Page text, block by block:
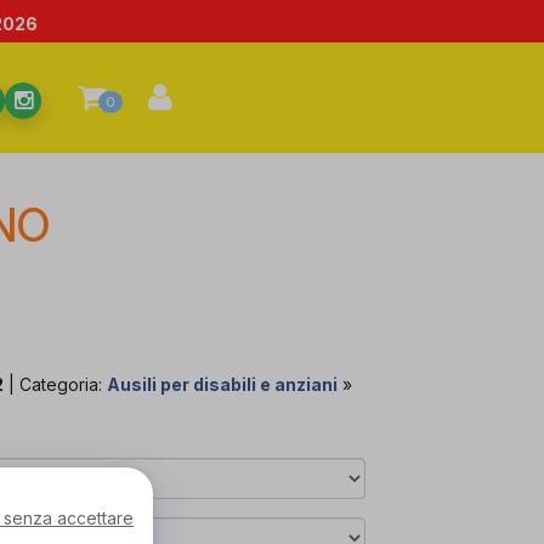
0
| Categoria: Ausili per disabili e anziani »
accettare